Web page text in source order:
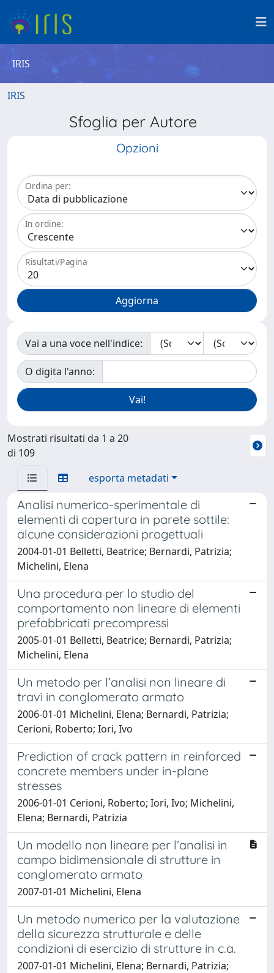
IRIS
IRIS
Sfoglia per Autore
Opzioni
Ordina per:
In ordine:
Risultati/Pagina
Vai a una voce nell'indice:
O digita l'anno:
Mostrati risultati da 1 a 20
di 109
esporta metadati
Analisi numerico-sperimentale di
elementi di copertura in parete sottile:
alcune considerazioni progettuali
2004-01-01 Belletti, Beatrice; Bernardi, Patrizia;
Michelini, Elena
Una procedura per lo studio del
comportamento non lineare di elementi
prefabbricati precompressi
2005-01-01 Belletti, Beatrice; Bernardi, Patrizia;
Michelini, Elena
Un metodo per l’analisi non lineare di
travi in conglomerato armato
2006-01-01 Michelini, Elena; Bernardi, Patrizia;
Cerioni, Roberto; Iori, Ivo
Prediction of crack pattern in reinforced
concrete members under in-plane
stresses
2006-01-01 Cerioni, Roberto; Iori, Ivo; Michelini,
Elena; Bernardi, Patrizia
Un modello non lineare per l’analisi in
campo bidimensionale di strutture in
conglomerato armato
2007-01-01 Michelini, Elena
Un metodo numerico per la valutazione
della sicurezza strutturale e delle
condizioni di esercizio di strutture in c.a.
2007-01-01 Michelini, Elena; Bernardi, Patrizia;